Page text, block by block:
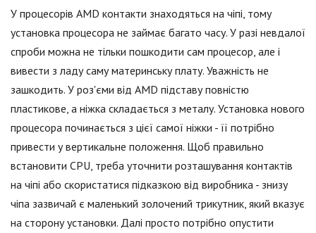
У процесорів AMD контакти знаходяться на чіпі, тому
установка процесора не займає багато часу. У разі невдалої
спроби можна не тільки пошкодити сам процесор, але і
вивести з ладу саму материнську плату. Уважність не
зашкодить. У роз'єми від AMD підставу повністю
пластикове, а ніжка складається з металу. Установка нового
процесора починається з цієї самої ніжки - її потрібно
привести у вертикальне положення. Щоб правильно
встановити CPU, треба уточнити розташування контактів
на чіпі або скористатися підказкою від виробника - знизу
чіпа зазвичай є маленький золочений трикутник, який вказує
на сторону установки. Далі просто потрібно опустити